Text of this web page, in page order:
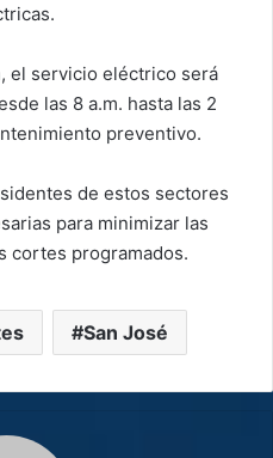
el servicio eléctrico será
las 8 a.m. hasta las 2
preventivo.
de estos sectores
para minimizar las
cortes programados.
San José